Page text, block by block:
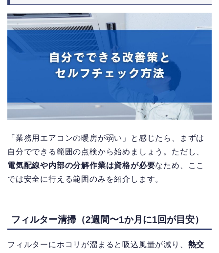
「業務用エアコンの暖房が弱い」と感じたら、まずは
自分でできる範囲の点検から始めましょう。 ただし、
電気配線や内部の分解作業は資格が必要なため、ここ
では安全に行える範囲のみを紹介します。
フィルター清掃（2週間〜1か月に1回が目安）
フィルターにホコリが溜まると吸込風量が減り、 熱交